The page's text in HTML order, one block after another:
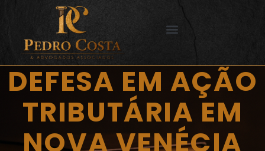
conteúdo
DEFESA EM AÇÃO
TRIBUTÁRIA EM
NOVA VENÉCIA